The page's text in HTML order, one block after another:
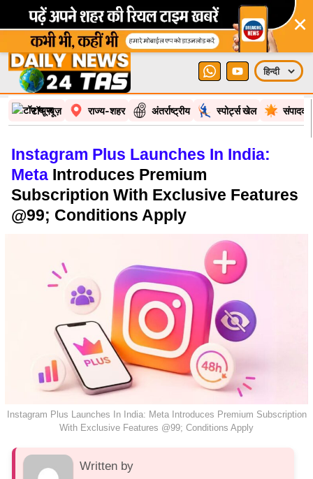
×
टॉप न्यूज़ राज्य-शहर अंतर्राष्ट्रीय स्पोर्ट्स खेल
Instagram Plus Launches In India:
Meta Introduces Premium
Subscription With Exclusive Features
@99; Conditions Apply
Instagram Plus Launches In India: Meta Introduces Premium Subscription
With Exclusive Features @99; Conditions Apply
Written by